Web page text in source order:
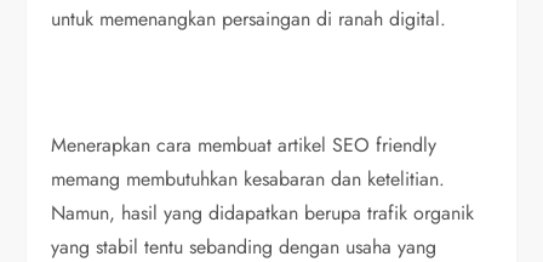
untuk memenangkan persaingan di ranah digital.
Menerapkan cara membuat artikel SEO friendly
memang membutuhkan kesabaran dan ketelitian.
Namun, hasil yang didapatkan berupa trafik organik
yang stabil tentu sebanding dengan usaha yang